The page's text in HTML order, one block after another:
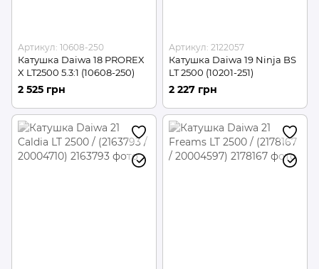
Артикул: 10608-250
Катушка Daiwa 18 PROREX
X LT2500 5.3:1 (10608-250)
2 525 грн
Артикул: 2122057
Катушка Daiwa 19 Ninja BS
LT 2500 (10201-251)
2 227 грн